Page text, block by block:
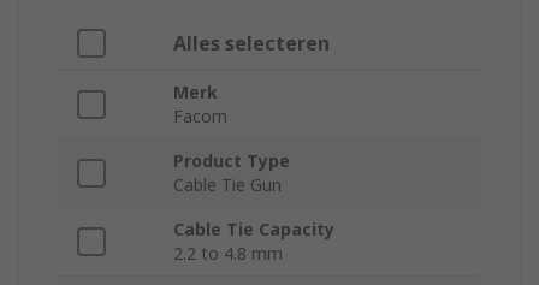
Alles selecteren
Merk
Facom
Product Type
Cable Tie Gun
Cable Tie Capacity
2.2 to 4.8 mm